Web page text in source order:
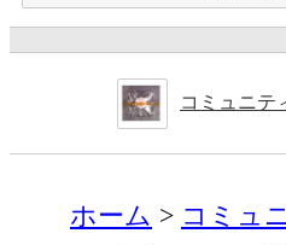
コミュニテ
ホーム コミュ